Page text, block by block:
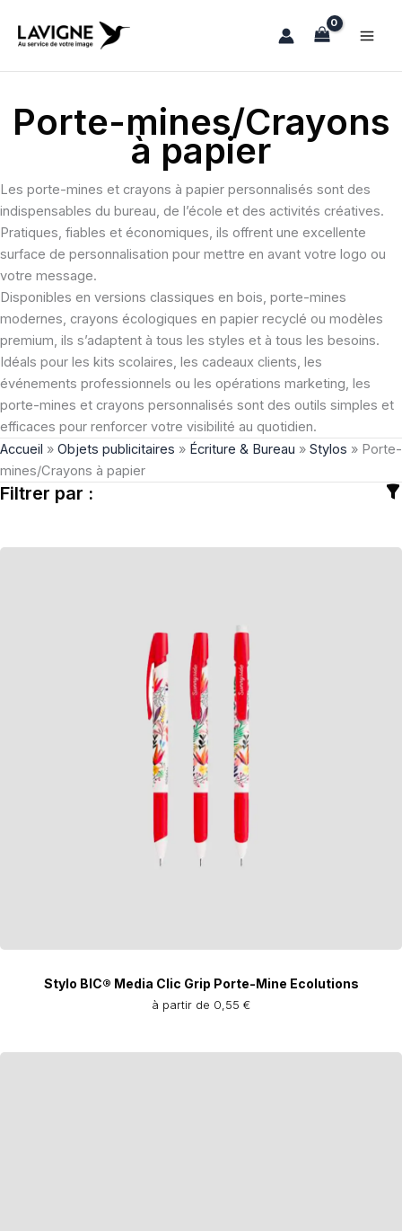
Porte-mines/Crayons
à papier
Les porte-mines et crayons à papier personnalisés sont des
indispensables du bureau, de l’école et des activités créatives.
Pratiques, fiables et économiques, ils offrent une excellente
surface de personnalisation pour mettre en avant votre logo ou
votre message.
Disponibles en versions classiques en bois, porte-mines
modernes, crayons écologiques en papier recyclé ou modèles
premium, ils s’adaptent à tous les styles et à tous les besoins.
Idéals pour les kits scolaires, les cadeaux clients, les
événements professionnels ou les opérations marketing, les
porte-mines et crayons personnalisés sont des outils simples et
efficaces pour renforcer votre visibilité au quotidien.
Accueil » Objets publicitaires » Écriture & Bureau » Stylos » Porte-
mines/Crayons à papier
Filtrer par :
Stylo BIC® Media Clic Grip Porte-Mine Ecolutions
à partir de 0,55 €